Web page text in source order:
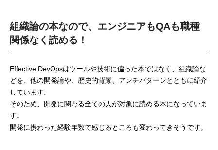
組織論の本なので、エンジニアもQAも職種
関係なく読める！
Effective DevOpsはツールや技術に偏った本ではなく、組織論な
どを、他の開発論や、歴史的背景、アンチパターンとともに紹介
しています。
そのため、開発に関わる全ての人が対象に読める本になっていま
す。
開発に携わった経験年数で感じるところも変わってきそうです。